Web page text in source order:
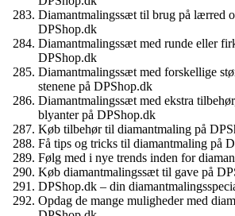
Diamantmalingssæt til brug på lærred
DPShop.dk
Diamantmalingssæt med runde eller
DPShop.dk
Diamantmalingssæt med forskellige
stenene på DPShop.dk
Diamantmalingssæt med ekstra
blyanter på DPShop.dk
Køb tilbehør til diamantmaling på
Få tips og tricks til diamantmaling på
Følg med i nye trends inden for
Køb diamantmalingssæt til gave på
DPShop.dk – din
Opdag de mange muligheder med